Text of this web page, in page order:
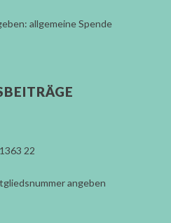
allgemeine Spende
22
angeben